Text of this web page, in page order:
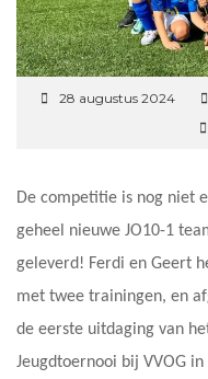
28 augustus 2024
De competitie is nog niet
geheel nieuwe JO10-1
geleverd! Ferdi en Geert
met twee trainingen, en
de eerste uitdaging van
Jeugdtoernooi bij VVOG